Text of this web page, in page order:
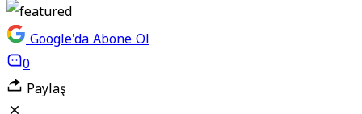
Google'da Abone Ol
0
Paylaş